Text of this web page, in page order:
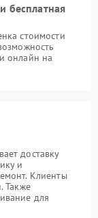
бесплатная
стоимости
онлайн на
доставку
и
Клиенты
Также
для